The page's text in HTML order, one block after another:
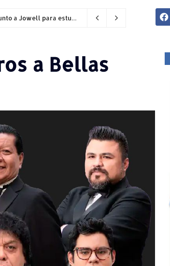
Compañía de Turismo hará realidad un prom inolvidable junto a Jowell para estudiantes de la Escuela Gabriela Mistral
a Bellas